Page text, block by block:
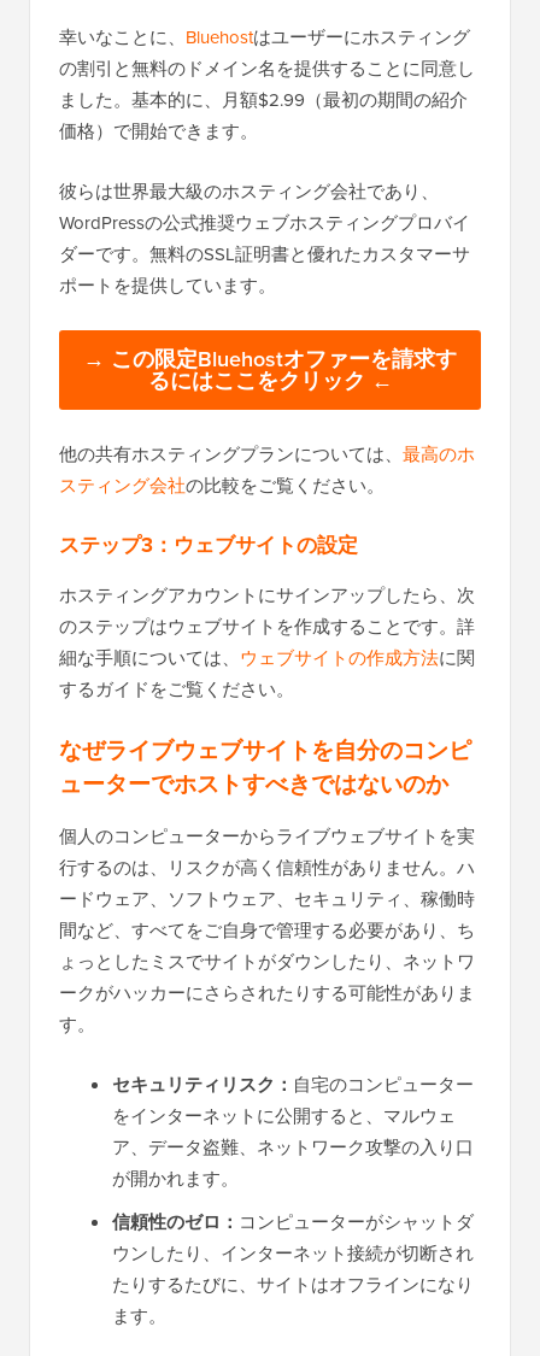
幸いなことに、 Bluehostはユーザーにホスティング
の割引と無料のドメイン名を提供することに同意し
ました。基本的に、月額$2.99（最初の期間の紹介
価格）で開始できます。
彼らは世界最大級のホスティング会社であり、
WordPressの公式推奨ウェブホスティングプロバイ
ダーです。無料のSSL証明書と優れたカスタマーサ
ポートを提供しています。
→ この限定Bluehostオファーを請求す
るにはここをクリック ←
他の共有ホスティングプランについては、 最高のホ
スティング会社の比較をご覧ください。
ステップ3：ウェブサイトの設定
ホスティングアカウントにサインアップしたら、次
のステップはウェブサイトを作成することです。詳
細な手順については、 ウェブサイトの作成方法に関
するガイドをご覧ください。
なぜライブウェブサイトを自分のコンピ
ューターでホストすべきではないのか
個人のコンピューターからライブウェブサイトを実
行するのは、リスクが高く信頼性がありません。ハ
ードウェア、ソフトウェア、セキュリティ、稼働時
間など、すべてをご自身で管理する必要があり、ち
ょっとしたミスでサイトがダウンしたり、ネットワ
ークがハッカーにさらされたりする可能性がありま
す。
セキュリティリスク： 自宅のコンピューター
をインターネットに公開すると、マルウェ
ア、データ盗難、ネットワーク攻撃の入り口
が開かれます。
信頼性のゼロ： コンピューターがシャットダ
ウンしたり、インターネット接続が切断され
たりするたびに、サイトはオフラインになり
ます。